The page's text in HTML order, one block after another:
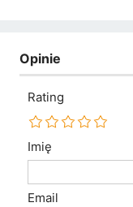
Opinie
Rating
Imię
Email